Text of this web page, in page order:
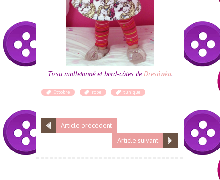
Tissu molletonné et bord-côtes deDresówka.
Ottobre robe tunique
Article précédent
Article suivant